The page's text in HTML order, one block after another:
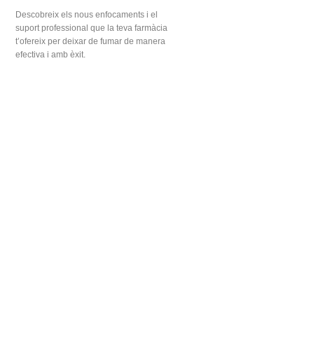
Descobreix els nous enfocaments i el
suport professional que la teva farmàcia
t’ofereix per deixar de fumar de manera
efectiva i amb èxit.